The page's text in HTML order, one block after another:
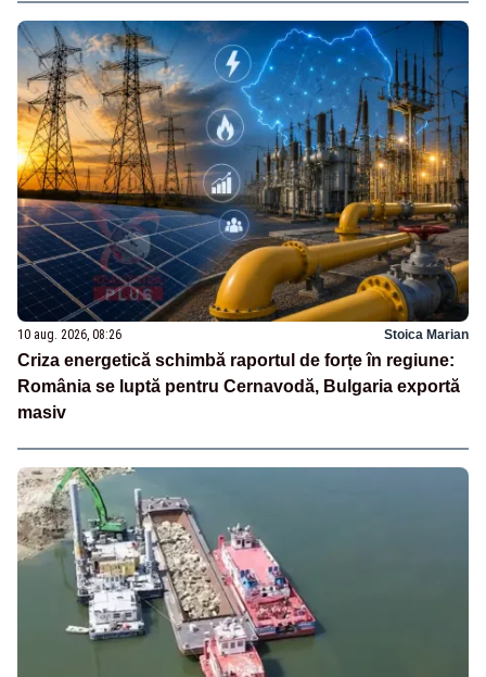
10 aug. 2026, 08:26 Stoica Marian
Criza energetică schimbă raportul de forțe în regiune:
România se luptă pentru Cernavodă, Bulgaria exportă
masiv